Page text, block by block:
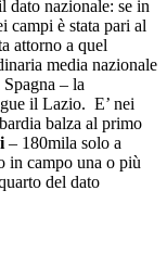
dato nazionale: se in
campi è stata pari al
attorno a quel
media nazionale
– la
il Lazio. E’ nei
balza al primo
– 180mila solo a
in campo una o più
del dato